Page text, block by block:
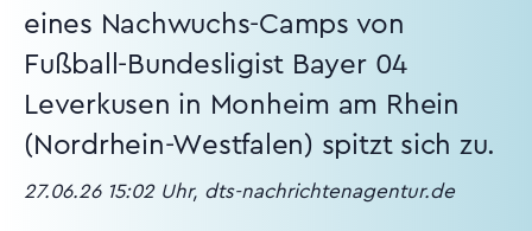
eines Nachwuchs-Camps von
Fußball-Bundesligist Bayer 04
Leverkusen in Monheim am Rhein
(Nordrhein-Westfalen) spitzt sich zu.
27.06.26 15:02 Uhr, dts-nachrichtenagentur.de